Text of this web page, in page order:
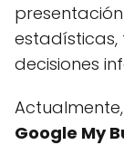
decisiones
Google My